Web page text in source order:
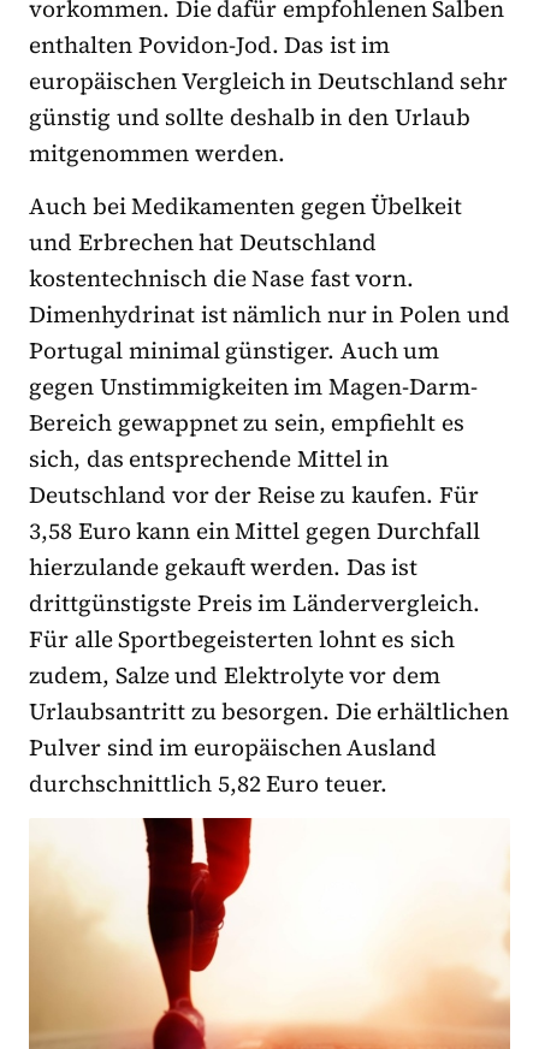
vorkommen. Die dafür empfohlenen Salben
enthalten Povidon-Jod. Das ist im
europäischen Vergleich in Deutschland sehr
günstig und sollte deshalb in den Urlaub
mitgenommen werden.
Auch bei Medikamenten gegen Übelkeit
und Erbrechen hat Deutschland
kostentechnisch die Nase fast vorn.
Dimenhydrinat ist nämlich nur in Polen und
Portugal minimal günstiger. Auch um
gegen Unstimmigkeiten im Magen-Darm-
Bereich gewappnet zu sein, empfiehlt es
sich, das entsprechende Mittel in
Deutschland vor der Reise zu kaufen. Für
3,58 Euro kann ein Mittel gegen Durchfall
hierzulande gekauft werden. Das ist
drittgünstigste Preis im Ländervergleich.
Für alle Sportbegeisterten lohnt es sich
zudem, Salze und Elektrolyte vor dem
Urlaubsantritt zu besorgen. Die erhältlichen
Pulver sind im europäischen Ausland
durchschnittlich 5,82 Euro teuer.